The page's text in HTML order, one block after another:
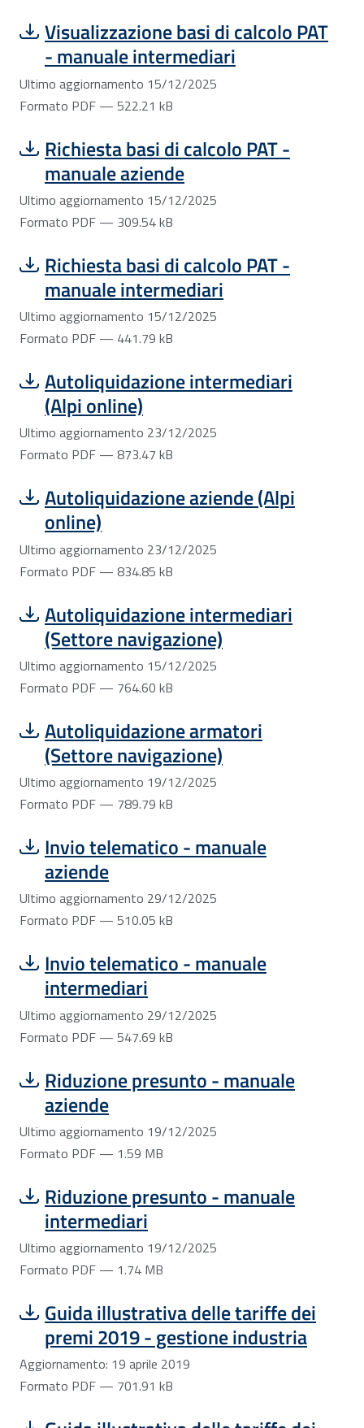
Scarica file:
Visualizzazione basi di calcolo PAT
- manuale intermediari
Formato PDF — Dimensione 522.21 kB
Ultimo aggiornamento 15/12/2025
Formato PDF — 522.21 kB
Scarica file:
Richiesta basi di calcolo PAT -
manuale aziende
Formato PDF — Dimensione 309.54 kB
Ultimo aggiornamento 15/12/2025
Formato PDF — 309.54 kB
Scarica file:
Richiesta basi di calcolo PAT -
manuale intermediari
Formato PDF — Dimensione 441.79 kB
Ultimo aggiornamento 15/12/2025
Formato PDF — 441.79 kB
Scarica file:
Autoliquidazione intermediari
(Alpi online)
Formato PDF — Dimensione 873.47 kB
Ultimo aggiornamento 23/12/2025
Formato PDF — 873.47 kB
Scarica file:
Autoliquidazione aziende (Alpi
online)
Formato PDF — Dimensione 834.85 kB
Ultimo aggiornamento 23/12/2025
Formato PDF — 834.85 kB
Scarica file:
Autoliquidazione intermediari
(Settore navigazione)
Formato PDF — Dimensione 764.60 kB
Ultimo aggiornamento 15/12/2025
Formato PDF — 764.60 kB
Scarica file:
Autoliquidazione armatori
(Settore navigazione)
Formato PDF — Dimensione 789.79 kB
Ultimo aggiornamento 19/12/2025
Formato PDF — 789.79 kB
Scarica file:
Invio telematico - manuale
aziende
Formato PDF — Dimensione 510.05 kB
Ultimo aggiornamento 29/12/2025
Formato PDF — 510.05 kB
Scarica file:
Invio telematico - manuale
intermediari
Formato PDF — Dimensione 547.69 kB
Ultimo aggiornamento 29/12/2025
Formato PDF — 547.69 kB
Scarica file:
Riduzione presunto - manuale
aziende
Formato PDF — Dimensione 1.59 MB
Ultimo aggiornamento 19/12/2025
Formato PDF — 1.59 MB
Scarica file:
Riduzione presunto - manuale
intermediari
Formato PDF — Dimensione 1.74 MB
Ultimo aggiornamento 19/12/2025
Formato PDF — 1.74 MB
Scarica file:
Guida illustrativa delle tariffe dei
premi 2019 - gestione industria
Formato PDF — Dimensione 701.91 kB
Aggiornamento: 19 aprile 2019
Formato PDF — 701.91 kB